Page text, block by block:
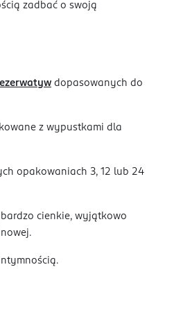
zadbać o swoją
dopasowanych do
z wypustkami dla
opakowaniach 3, 12 lub 24
cienkie, wyjątkowo